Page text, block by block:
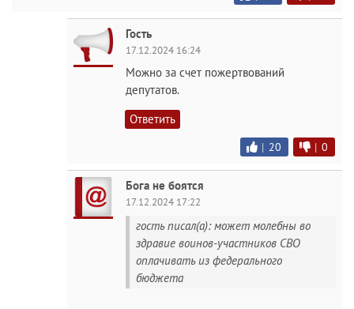
Гость
17.12.2024 16:24
Можно за счет пожертвований
депутатов.
Ответить
| 20 | 0
Бога не боятся
17.12.2024 17:22
гость писал(а): может молебны во
здравие воинов-участников СВО
оплачивать из федерального
бюджета